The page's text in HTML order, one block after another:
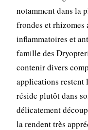
notamment dans la
frondes et rhizomes
inflammatoires et
famille des
contenir divers
applications restent
réside plutôt dans
délicatement
la rendent très